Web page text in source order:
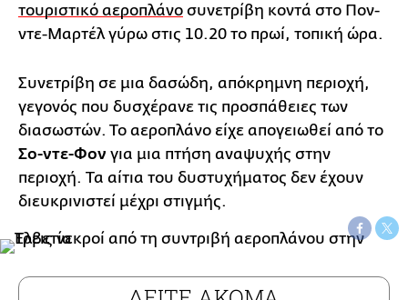
τουριστικό αεροπλάνο συνετρίβη κοντά στο Πον-
ντε-Μαρτέλ γύρω στις 10.20 το πρωί, τοπική ώρα.
Συνετρίβη σε μια δασώδη, απόκρημνη περιοχή,
γεγονός που δυσχέρανε τις προσπάθειες των
διασωστών. Το αεροπλάνο είχε απογειωθεί από το
Σο-ντε-Φον για μια πτήση αναψυχής στην
περιοχή. Τα αίτια του δυστυχήματος δεν έχουν
διευκρινιστεί μέχρι στιγμής.